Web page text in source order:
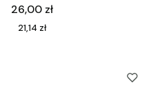
Cena
26,00 zł
Cena
21,14 zł